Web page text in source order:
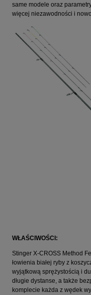
same modele oraz
więcej niezawodności i
WŁAŚCIWOŚCI:
Stinger X-CROSS Method
łowienia białej ryby z
wyjątkową sprężystością i
długie dystanse, a także
komplecie każda z wędek